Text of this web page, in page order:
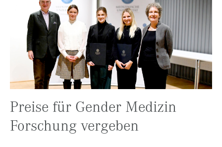
Internationales
Events
Presse
Jobs
Kontakt
Datenschutz
Preise für Gender Medizin
Forschung vergeben